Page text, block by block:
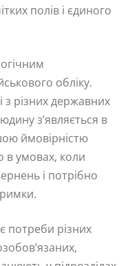
полів і єдиного
обліку.
з різних державних
з’являється в
ймовірністю
умовах, коли
і потрібно
потреби різних